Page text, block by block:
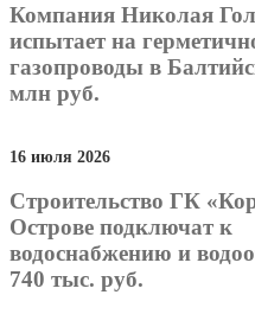
Компания Николая
испытает на
газопроводы в
млн руб.
16 июля 2026
Строительство ГК
Острове подключат к
водоснабжению и
740 тыс. руб.